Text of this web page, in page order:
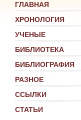
ГЛАВНАЯ
ХРОНОЛОГИЯ
УЧЕНЫЕ
БИБЛИОТЕКА
БИБЛИОГРАФИЯ
РАЗНОЕ
ССЫЛКИ
СТАТЬИ